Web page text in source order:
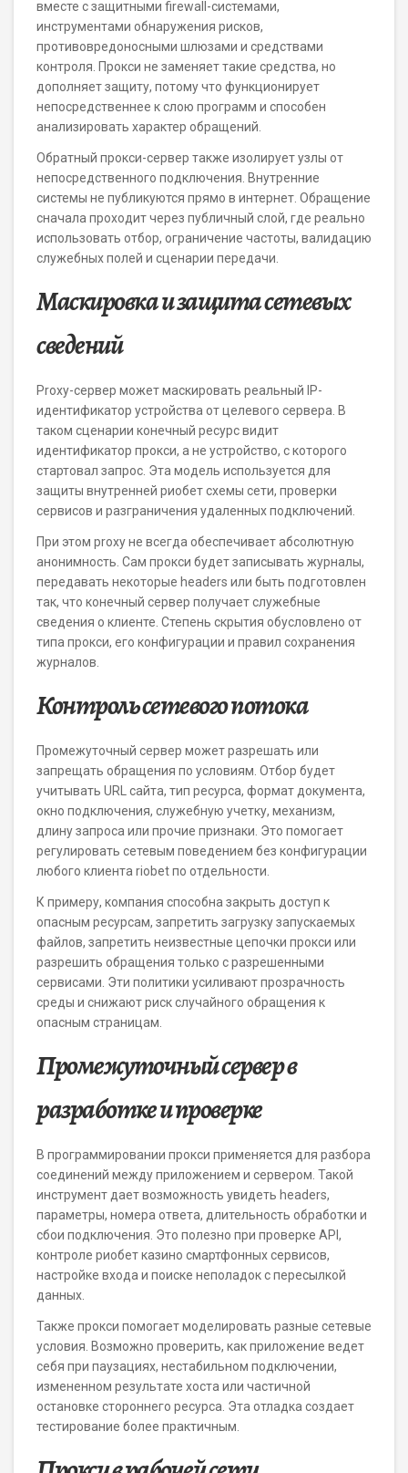
вместе с защитными firewall-системами,
инструментами обнаружения рисков,
противовредоносными шлюзами и средствами
контроля. Прокси не заменяет такие средства, но
дополняет защиту, потому что функционирует
непосредственнее к слою программ и способен
анализировать характер обращений.
Обратный прокси-сервер также изолирует узлы от
непосредственного подключения. Внутренние
системы не публикуются прямо в интернет. Обращение
сначала проходит через публичный слой, где реально
использовать отбор, ограничение частоты, валидацию
служебных полей и сценарии передачи.
Маскировка и защита сетевых
сведений
Proxy-сервер может маскировать реальный IP-
идентификатор устройства от целевого сервера. В
таком сценарии конечный ресурс видит
идентификатор прокси, а не устройство, с которого
стартовал запрос. Эта модель используется для
защиты внутренней риобет схемы сети, проверки
сервисов и разграничения удаленных подключений.
При этом proxy не всегда обеспечивает абсолютную
анонимность. Сам прокси будет записывать журналы,
передавать некоторые headers или быть подготовлен
так, что конечный сервер получает служебные
сведения о клиенте. Степень скрытия обусловлено от
типа прокси, его конфигурации и правил сохранения
журналов.
Контроль сетевого потока
Промежуточный сервер может разрешать или
запрещать обращения по условиям. Отбор будет
учитывать URL сайта, тип ресурса, формат документа,
окно подключения, служебную учетку, механизм,
длину запроса или прочие признаки. Это помогает
регулировать сетевым поведением без конфигурации
любого клиента riobet по отдельности.
К примеру, компания способна закрыть доступ к
опасным ресурсам, запретить загрузку запускаемых
файлов, запретить неизвестные цепочки прокси или
разрешить обращения только с разрешенными
сервисами. Эти политики усиливают прозрачность
среды и снижают риск случайного обращения к
опасным страницам.
Промежуточный сервер в
разработке и проверке
В программировании прокси применяется для разбора
соединений между приложением и сервером. Такой
инструмент дает возможность увидеть headers,
параметры, номера ответа, длительность обработки и
сбои подключения. Это полезно при проверке API,
контроле риобет казино смартфонных сервисов,
настройке входа и поиске неполадок с пересылкой
данных.
Также прокси помогает моделировать разные сетевые
условия. Возможно проверить, как приложение ведет
себя при паузациях, нестабильном подключении,
измененном результате хоста или частичной
остановке стороннего ресурса. Эта отладка создает
тестирование более практичным.